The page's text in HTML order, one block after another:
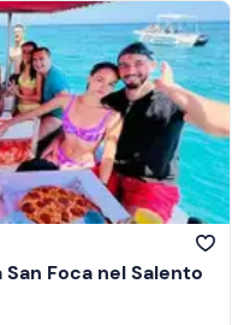
Foca nel Salento